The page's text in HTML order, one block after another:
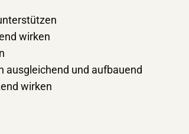
wirken
ausgleichend und aufbauend
wirken